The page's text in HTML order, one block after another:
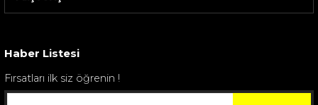
Sarev Elfıda Flanel Nevresim Takımı Çift Kişili...
Haber Listesi
Fırsatları ilk siz öğrenin !